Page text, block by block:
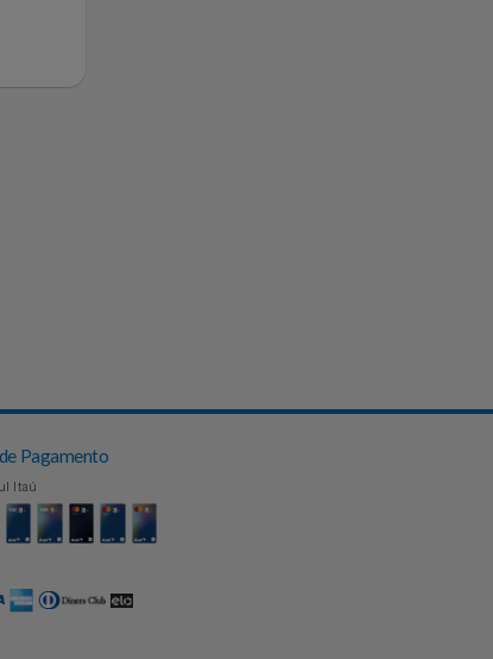
de Pagamento
Cartão Azul Itaú